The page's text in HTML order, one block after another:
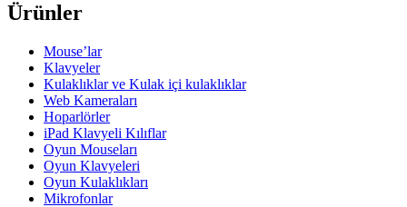
Ürünler
Mouse’lar
Klavyeler
Kulaklıklar ve Kulak içi kulaklıklar
Web Kameraları
Hoparlörler
iPad Klavyeli Kılıflar
Oyun Mouseları
Oyun Klavyeleri
Oyun Kulaklıkları
Mikrofonlar